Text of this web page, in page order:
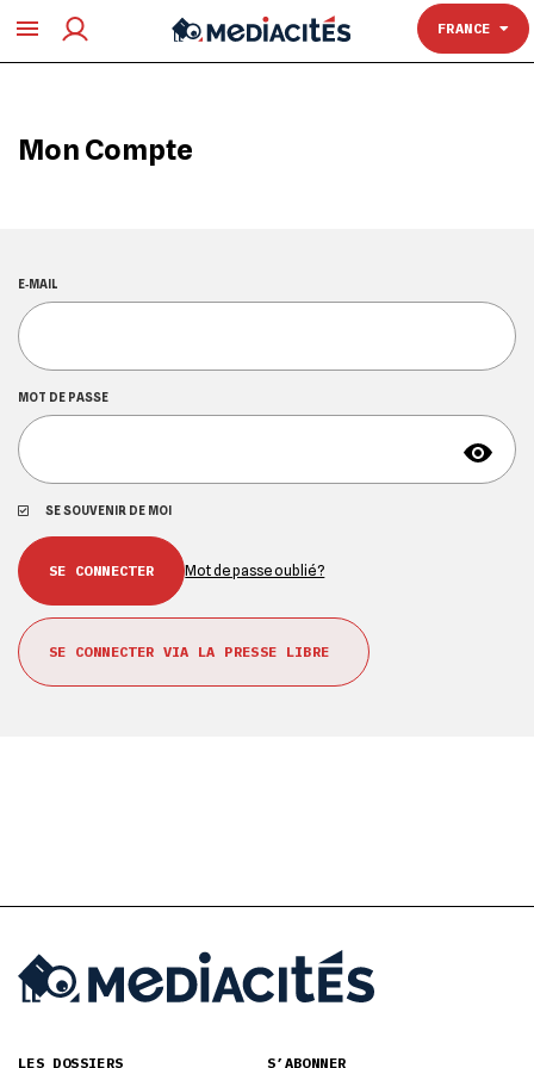
FRANCE
TOULOUSE
Mon Compte
E‑MAIL
MOT DE PASSE
SE SOUVENIR DE MOI
Mot de passe oublié ?
SE CONNECTER VIA LA PRESSE LIBRE
LES DOSSIERS S’ABONNER